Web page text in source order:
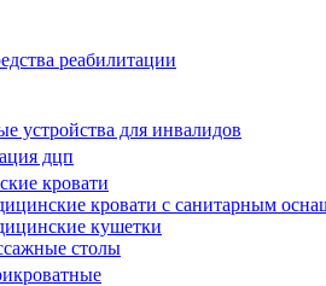
реабилитации
устройства для инвалидов
дцп
кровати
кровати с санитарным
кушетки
столы